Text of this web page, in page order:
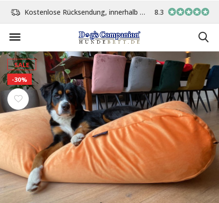
Vor 15:00 Uhr bestellt, am gleichen Tag versand In eigener
8.3
SALE
-30%